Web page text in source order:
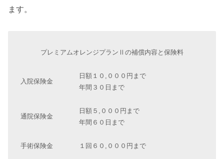
ます。
プレミアムオレンジプランⅡの補償内容と保険料
入院保険金
日額１０,０００円まで
年間３０日まで
通院保険金
日額５,０００円まで
年間６０日まで
手術保険金 １回６０,０００円まで